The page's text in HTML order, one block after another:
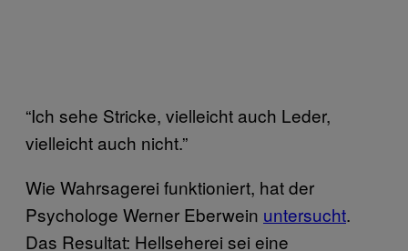
“Ich sehe Stricke, vielleicht auch Leder,
vielleicht auch nicht.”
Wie Wahrsagerei funktioniert, hat der
Psychologe Werner Eberwein untersucht.
Das Resultat: Hellseherei sei eine